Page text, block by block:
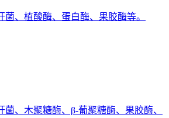
、植酸酶、蛋白酶、果胶酶等。
、木聚糖酶、β-葡聚糖酶、果胶酶、